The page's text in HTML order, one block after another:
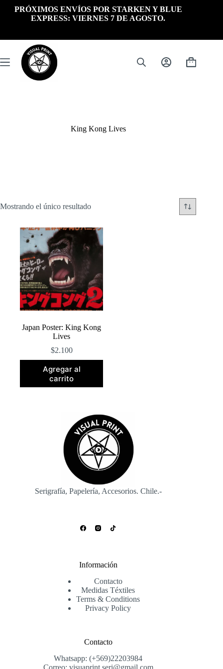
PRÓXIMOS ENVÍOS POR STARKEN Y BLUE
EXPRESS: VIERNES 7 DE AGOSTO.
Carrito
King Kong Lives
Mostrando el único resultado
Japan Poster: King Kong
Lives
$2.100
Agregar al
carrito
Serigrafía, Papelería, Accesorios. Chile.-
Información
Contacto
Medidas Téxtiles
Terms & Conditions
Privacy Policy
Contacto
Whatsapp: (+569)22203984
Correo: visuaprint.seri@gmail.com